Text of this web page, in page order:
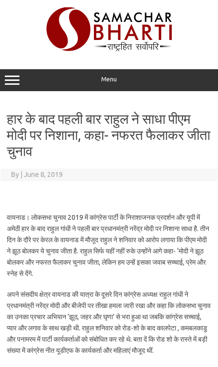
Menu
हार के बाद पहली बार राहुल ने साधा पीएम
मोदी पर निशाना, कहा- नफरत फैलाकर जीता
चुनाव
By June 8, 2019
वायनाड। लोकसभा चुनाव 2019 में कांग्रेस पार्टी के निराशाजनक प्रदर्शन और यूपी में
अमेठी हार के बाद राहुल गांधी ने पहली बार प्रधानमंत्री नरेंद्र मोदी पर निशाना साधा है. तीन
दिन के दौरे पर केरल के वायनाड में मौजूद राहुल ने शनिवार को आरोप लगाया कि पीएम मोदी
ने झूठ बोलकर ये चुनाव जीता है. राहुल सिर्फ यहीं नहीं रुके उन्होंने आगे कहा- ‘मोदी ने झूठ
बोलकर और नफरत फैलाकर चुनाव जीता, लेकिन हम उन्हें इसका जवाब सच्चाई, प्रेम और
स्नेह से देंगे.
अपने संसदीय क्षेत्र वायनाड की यात्रा के दूसरे दिन कांग्रेस अध्यक्ष राहुल गांधी ने
प्रधानमंत्री नरेंद्र मोदी और बीजेपी पर तीखा हमला जारी रखा और कहा कि लोकसभा चुनाव
का उनका प्रचार अभियान ‘झूठ, जहर और घृणा’ से भरा हुआ था जबकि कांग्रेस सच्चाई,
प्यार और लगाव के साथ खड़ी थी. राहुल शनिवार को रोड-शो के बाद कालपेटा , कमबलकाडु
और पनामरम में पार्टी कार्यकर्ताओं को संबोधित कर रहे थे. बता दें कि रोड शो के रास्ते में बड़ी
संख्या में कांग्रेस नीत यूडीएफ के कार्यकर्ता और महिलाएं मौजूद थीं.